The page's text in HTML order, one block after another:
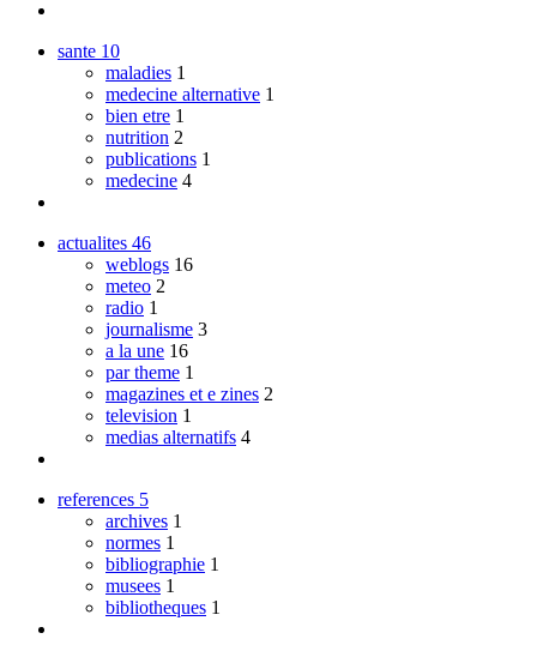
sante 10
maladies 1
medecine alternative 1
bien etre 1
nutrition 2
publications 1
medecine 4
actualites 46
weblogs 16
meteo 2
radio 1
journalisme 3
a la une 16
par theme 1
magazines et e zines 2
television 1
medias alternatifs 4
references 5
archives 1
normes 1
bibliographie 1
musees 1
bibliotheques 1